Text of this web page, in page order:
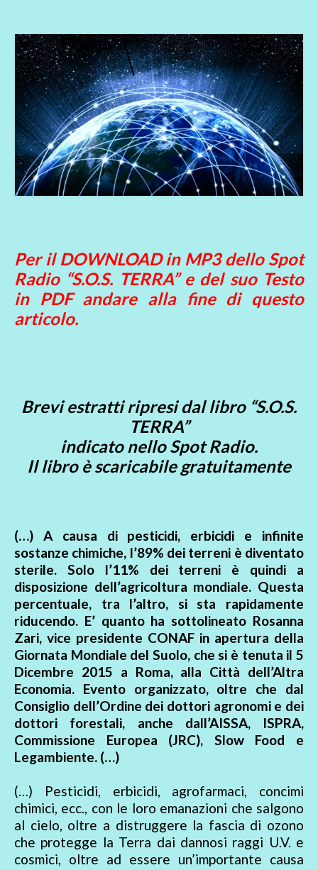
Per il DOWNLOAD in MP3 dello Spot
Radio “S.O.S. TERRA” e del suo Testo
in PDF andare alla fine di questo
articolo.
Brevi estratti ripresi dal libro “S.O.S.
TERRA”
indicato nello Spot Radio.
Il libro è scaricabile gratuitamente
(…) A causa di pesticidi, erbicidi e infinite
sostanze chimiche, l’89% dei terreni è diventato
sterile. Solo l’11% dei terreni è quindi a
disposizione dell’agricoltura mondiale. Questa
percentuale, tra l’altro, si sta rapidamente
riducendo. E’ quanto ha sottolineato Rosanna
Zari, vice presidente CONAF in apertura della
Giornata Mondiale del Suolo, che si è tenuta il 5
Dicembre 2015 a Roma, alla Città dell’Altra
Economia. Evento organizzato, oltre che dal
Consiglio dell’Ordine dei dottori agronomi e dei
dottori forestali, anche dall’AISSA, ISPRA,
Commissione Europea (JRC), Slow Food e
Legambiente. (…)
(…) Pesticidi, erbicidi, agrofarmaci, concimi
chimici, ecc., con le loro emanazioni che salgono
al cielo, oltre a distruggere la fascia di ozono
che protegge la Terra dai dannosi raggi U.V. e
cosmici, oltre ad essere un’importante causa